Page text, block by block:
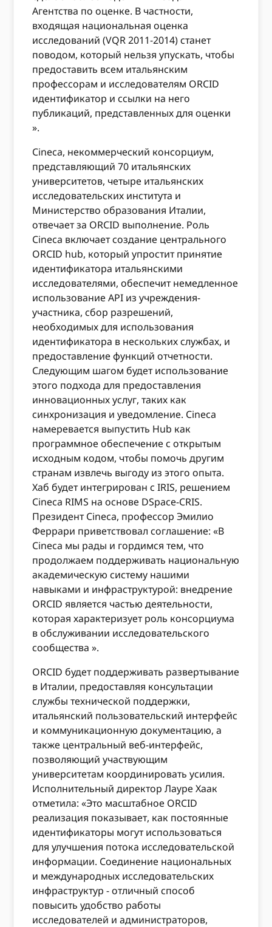
Агентства по оценке. В частности,
входящая национальная оценка
исследований (VQR 2011-2014) станет
поводом, который нельзя упускать, чтобы
предоставить всем итальянским
профессорам и исследователям ORCID
идентификатор и ссылки на него
публикаций, представленных для оценки
».
Cineca, некоммерческий консорциум,
представляющий 70 итальянских
университетов, четыре итальянских
исследовательских института и
Министерство образования Италии,
отвечает за ORCID выполнение. Роль
Cineca включает создание центрального
ORCID hub, который упростит принятие
идентификатора итальянскими
исследователями, обеспечит немедленное
использование API из учреждения-
участника, сбор разрешений,
необходимых для использования
идентификатора в нескольких службах, и
предоставление функций отчетности.
Следующим шагом будет использование
этого подхода для предоставления
инновационных услуг, таких как
синхронизация и уведомление. Cineca
намеревается выпустить Hub как
программное обеспечение с открытым
исходным кодом, чтобы помочь другим
странам извлечь выгоду из этого опыта.
Хаб будет интегрирован с IRIS, решением
Cineca RIMS на основе DSpace-CRIS.
Президент Cineca, профессор Эмилио
Феррари приветствовал соглашение: «В
Cineca мы рады и гордимся тем, что
продолжаем поддерживать национальную
академическую систему нашими
навыками и инфраструктурой: внедрение
ORCID является частью деятельности,
которая характеризует роль консорциума
в обслуживании исследовательского
сообщества ».
ORCID будет поддерживать развертывание
в Италии, предоставляя консультации
службы технической поддержки,
итальянский пользовательский интерфейс
и коммуникационную документацию, а
также центральный веб-интерфейс,
позволяющий участвующим
университетам координировать усилия.
Исполнительный директор Лауре Хаак
отметила: «Это масштабное ORCID
реализация показывает, как постоянные
идентификаторы могут использоваться
для улучшения потока исследовательской
информации. Соединение национальных
и международных исследовательских
инфраструктур - отличный способ
повысить удобство работы
исследователей и администраторов,